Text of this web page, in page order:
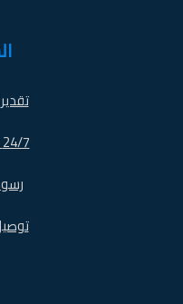
24/7 خدماتنا